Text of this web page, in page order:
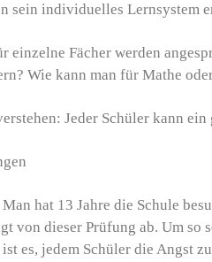
sein individuelles Lernsystem
einzelne Fächer werden
Wie kann man für Mathe
Jeder Schüler kann
hat 13 Jahre die Schule
von dieser Prüfung ab. Um so
es, jedem Schüler die Angst